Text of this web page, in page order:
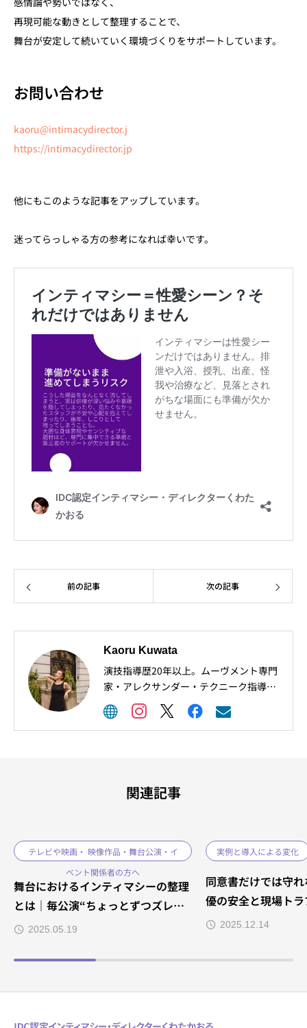
再現可能な動きとして整理することで、
舞台が安定して続いていく環境づくりをサポートしています。
お問い合わせ
kaoru@intimacydirector.j
https://intimacydirector.jp
他にもこのような記事をアップしています。
迷ってらっしゃる方の参考になれば幸いです。
前の記事 次の記事
Kaoru Kuwata
演技指導歴20年以上。ムーヴメント専門
家・アレクサンダー・テクニーク指導者
としても、プロの俳優や歌手、ダンサー
の身体表現を幅広くサポート。 現在は、
ニューヨークでの実地研修を経て、IDC
おける“演出の意図”と“俳優の安心”を両
例や現場での変化も発信中です。 映画監
督・演出家・俳優の皆様に向けたお役立
ち情報をシェアしています。現場に必要
かどうか、まずはご相談ください。
関連記事
テレビや映画・ 映像作品・舞台公演・イ
ベント関係者の方へ
舞台におけるインティマシーの整理
とは｜毎公演“ちょっとずつズレ
る”をな減らすために
2025.05.19
実例と導入による変化
同意書だけでは守
優の安全と現場ト
の“構造設計”とい
2025.12.14